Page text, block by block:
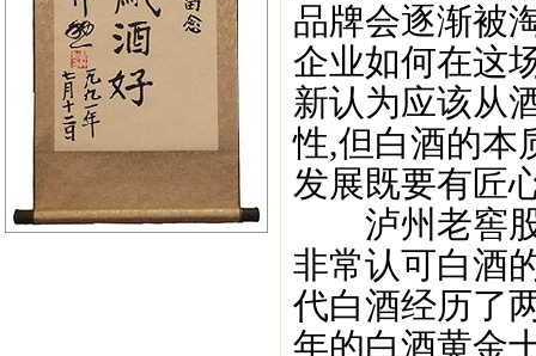
品牌会逐渐被
企业如何在这
新认为应该从
性,但白酒的本
发展既要有匠
泸州老窖股
非常认可白酒
代白酒经历了
年的白酒黄金